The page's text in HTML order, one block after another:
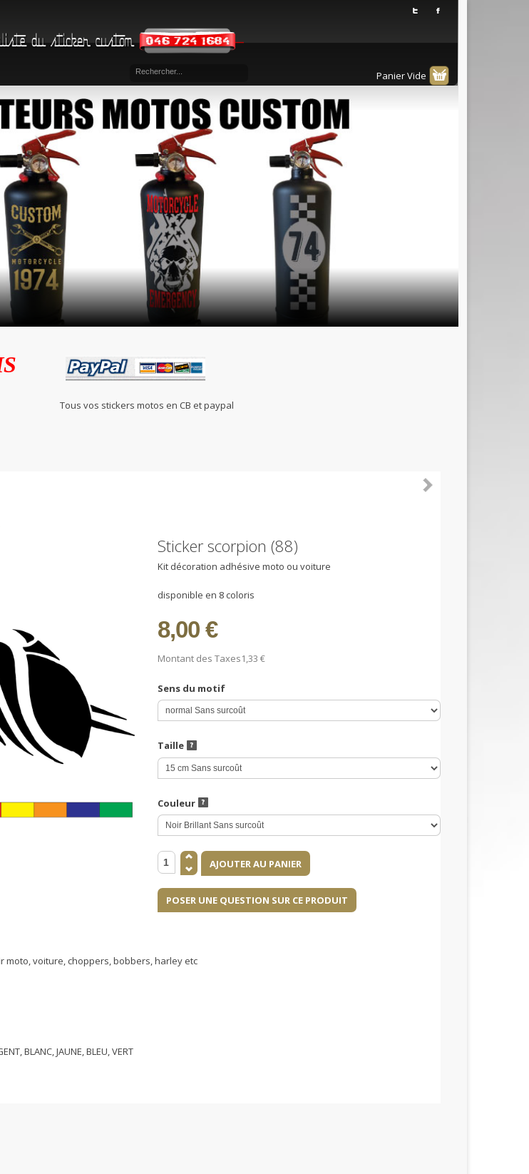
Panier Vide
Tous vos stickers motos en CB et paypal
Sticker scorpion (88)
Kit décoration adhésive moto ou voiture
disponible en 8 coloris
8,00 €
Montant des Taxes1,33 €
Sens du motif
Taille
Couleur
POSER UNE QUESTION SUR CE PRODUIT
moto, voiture, choppers, bobbers, harley etc
BLANC, JAUNE, BLEU, VERT